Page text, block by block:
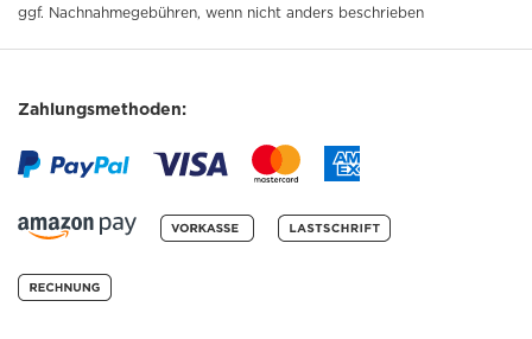
ggf. Nachnahmegebühren, wenn nicht anders beschrieben
Zahlungsmethoden: